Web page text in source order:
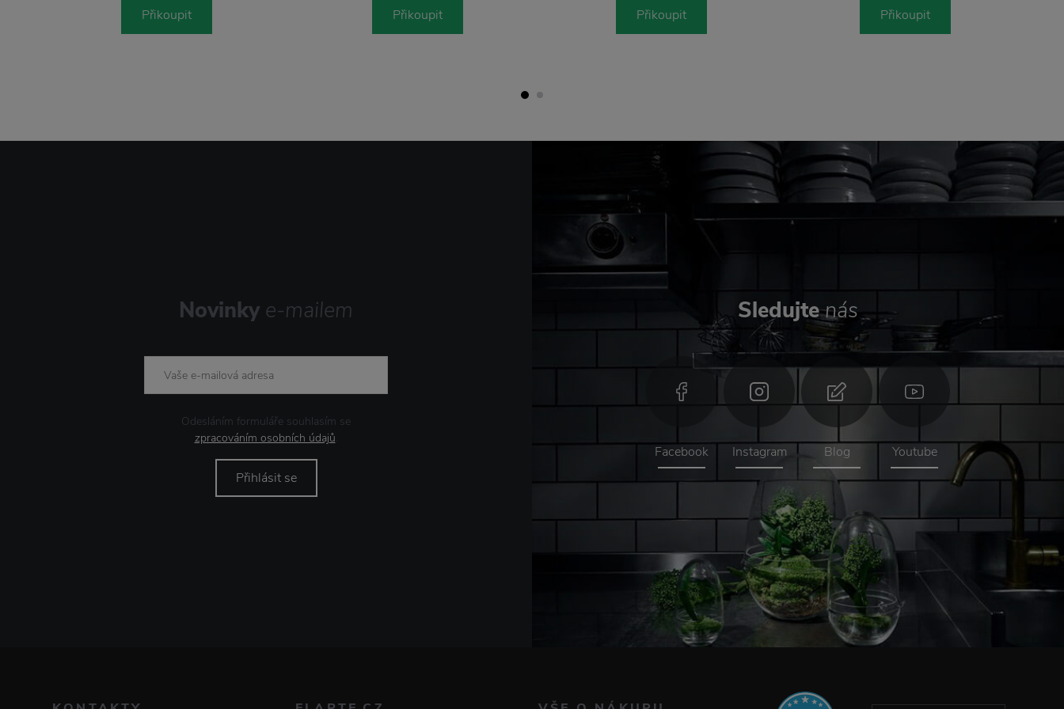
Přikoupit Přikoupit Přikoupit Přikoupit
Novinky e-mailem
Odesláním formuláře souhlasím se
zpracováním osobních údajů.
Přihlásit se
Sledujtenás
Facebook Instagram Blog Youtube